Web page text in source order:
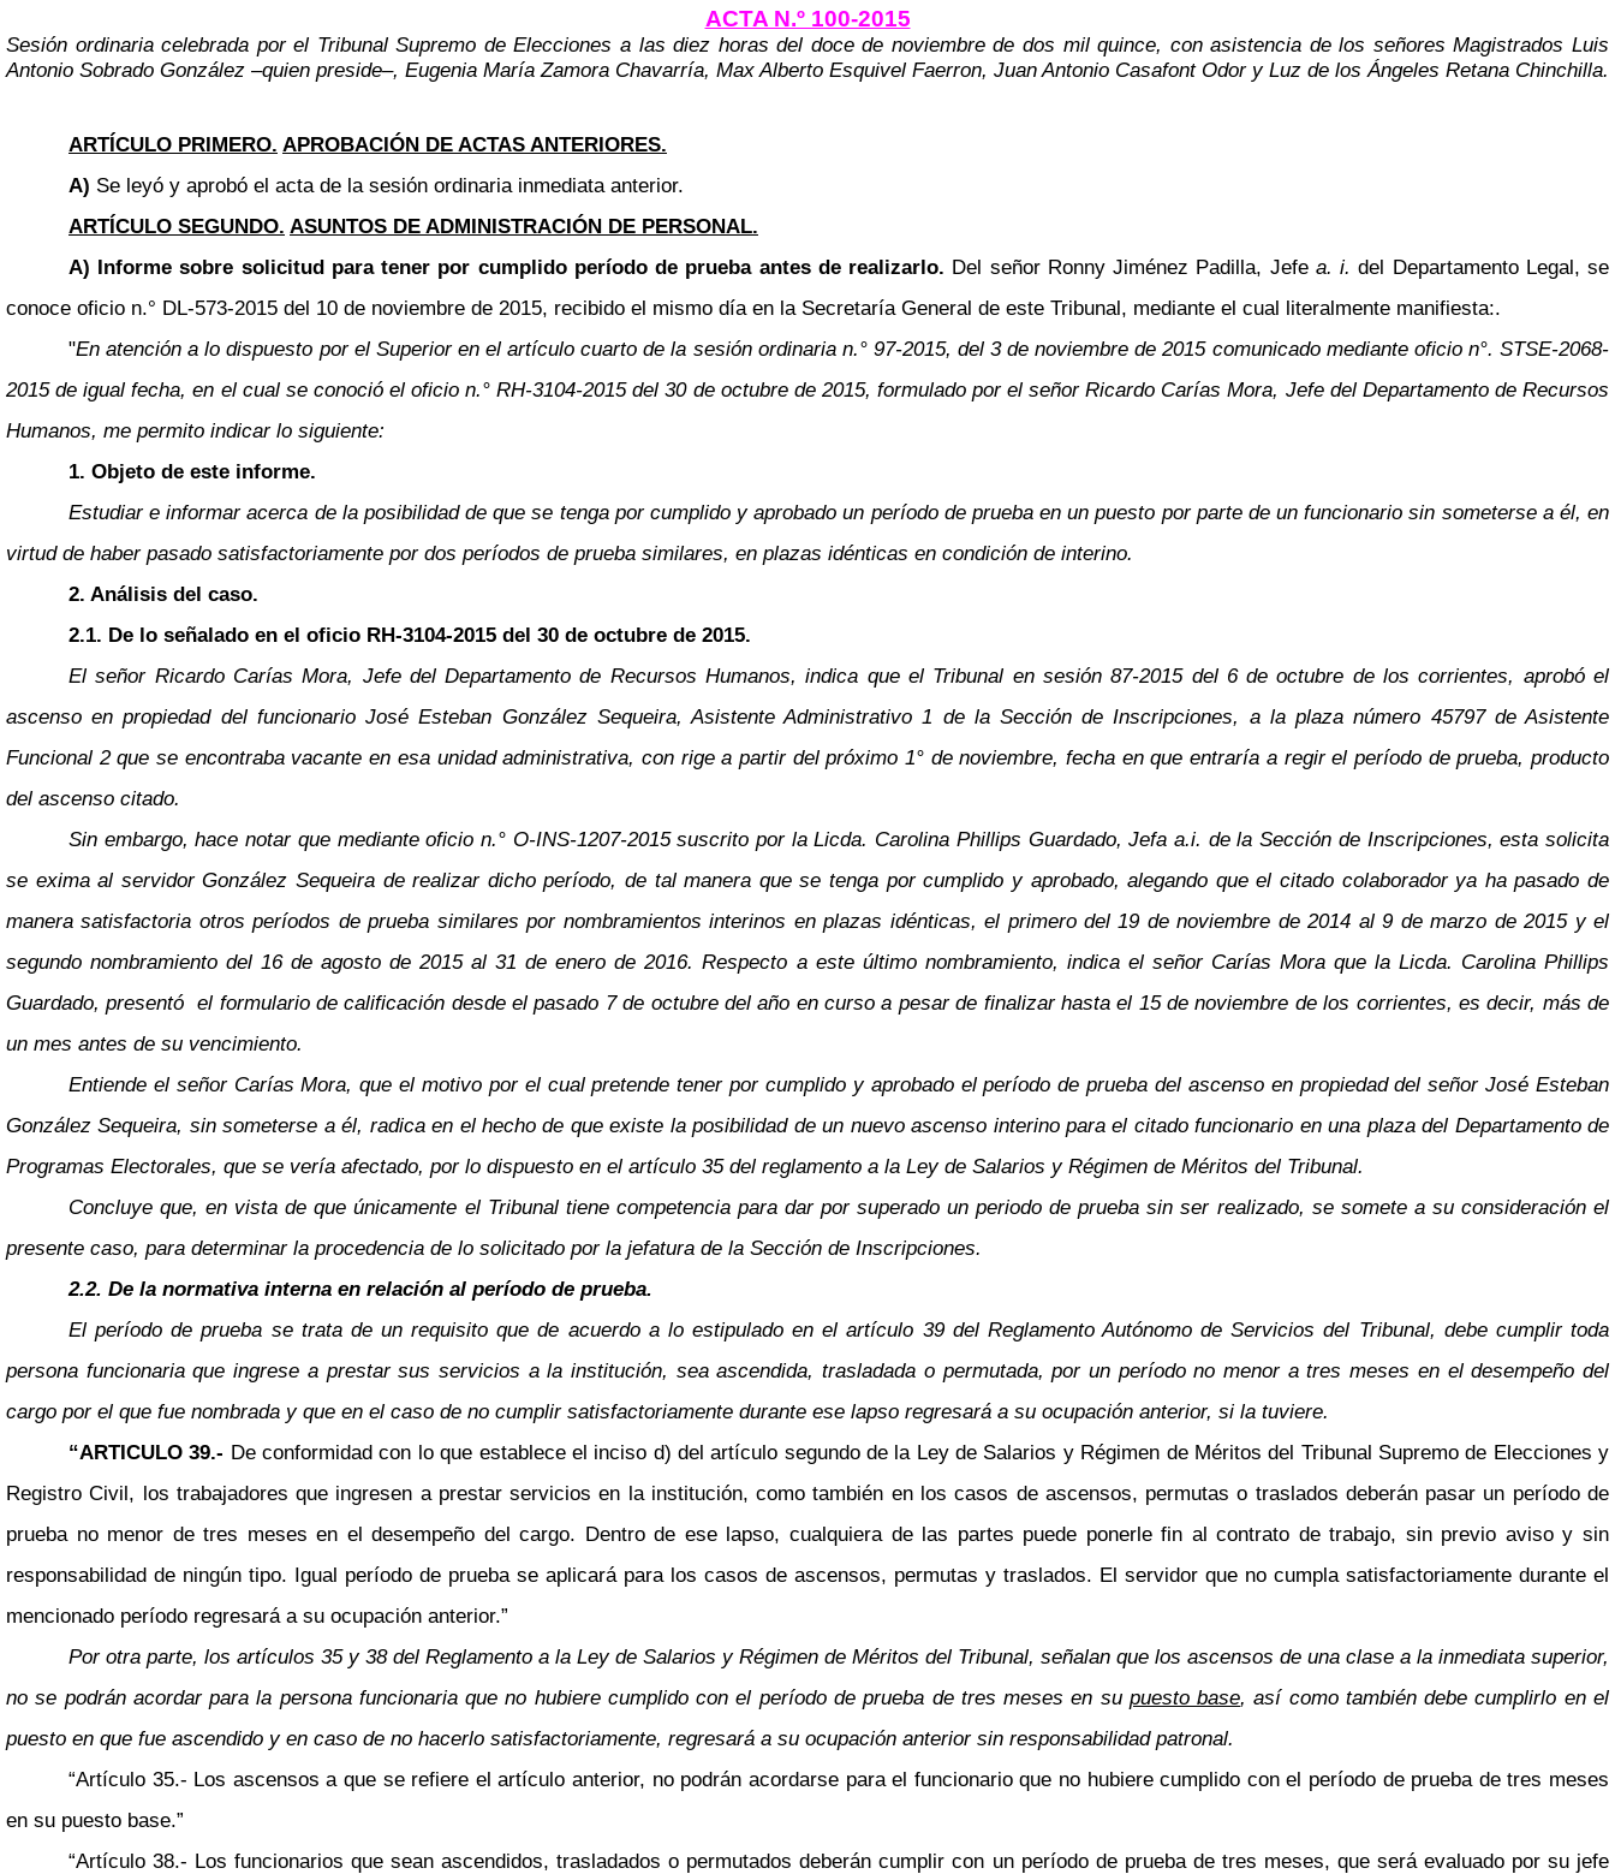
ACTA N.º 100-2015
Sesión ordinaria celebrada por el Tribunal Supremo de Elecciones a las diez horas del doce de noviembre de dos mil quince, con asistencia de los señores Magistrados Luis
Antonio Sobrado González –quien preside–, Eugenia María Zamora Chavarría, Max Alberto Esquivel Faerron, Juan Antonio Casafont Odor y Luz de los Ángeles Retana Chinchilla.
ARTÍCULO PRIMERO. APROBACIÓN DE ACTAS ANTERIORES.
A) Se leyó y aprobó el acta de la sesión ordinaria inmediata anterior.
ARTÍCULO SEGUNDO. ASUNTOS DE ADMINISTRACIÓN DE PERSONAL.
A) Informe sobre solicitud para tener por cumplido período de prueba antes de realizarlo. Del señor Ronny Jiménez Padilla, Jefe a. i.del Departamento Legal, se
conoce oficio n.° DL-573-2015 del 10 de noviembre de 2015, recibido el mismo día en la Secretaría General de este Tribunal, mediante el cual literalmente manifiesta:.
"En atención a lo dispuesto por el Superior en el artículo cuarto de la sesión ordinaria n.° 97-2015, del 3 de noviembre de 2015 comunicado mediante oficio n°. STSE-2068-
2015 de igual fecha, en el cual se conoció el oficio n.° RH-3104-2015 del 30 de octubre de 2015, formulado por el señor Ricardo Carías Mora, Jefe del Departamento de Recursos
Humanos, me permito indicar lo siguiente:
1. Objeto de este informe.
Estudiar e informar acerca de la posibilidad de que se tenga por cumplido y aprobado un período de prueba en un puesto por parte de un funcionario sin someterse a él, en
virtud de haber pasado satisfactoriamente por dos períodos de prueba similares, en plazas idénticas en condición de interino.
2. Análisis del caso.
2.1. De lo señalado en el oficio RH-3104-2015 del 30 de octubre de 2015.
El señor Ricardo Carías Mora, Jefe del Departamento de Recursos Humanos, indica que el Tribunal en sesión 87-2015 del 6 de octubre de los corrientes, aprobó el
ascenso en propiedad del funcionario José Esteban González Sequeira, Asistente Administrativo 1 de la Sección de Inscripciones, a la plaza número 45797 de Asistente
Funcional 2 que se encontraba vacante en esa unidad administrativa, con rige a partir del próximo 1° de noviembre, fecha en que entraría a regir el período de prueba, producto
del ascenso citado.
Sin embargo, hace notar que mediante oficio n.° O-INS-1207-2015 suscrito por la Licda. Carolina Phillips Guardado, Jefa a.i. de la Sección de Inscripciones, esta solicita
se exima al servidor González Sequeira de realizar dicho período, de tal manera que se tenga por cumplido y aprobado, alegando que el citado colaborador ya ha pasado de
manera satisfactoria otros períodos de prueba similares por nombramientos interinos en plazas idénticas, el primero del 19 de noviembre de 2014 al 9 de marzo de 2015 y el
segundo nombramiento del 16 de agosto de 2015 al 31 de enero de 2016. Respecto a este último nombramiento, indica el señor Carías Mora que la Licda. Carolina Phillips
Guardado, presentó el formulario de calificación desde el pasado 7 de octubre del año en curso a pesar de finalizar hasta el 15 de noviembre de los corrientes, es decir, más de
un mes antes de su vencimiento.
Entiende el señor Carías Mora, que el motivo por el cual pretende tener por cumplido y aprobado el período de prueba del ascenso en propiedad del señor José Esteban
González Sequeira, sin someterse a él, radica en el hecho de que existe la posibilidad de un nuevo ascenso interino para el citado funcionario en una plaza del Departamento de
Programas Electorales, que se vería afectado, por lo dispuesto en el artículo 35 del reglamento a la Ley de Salarios y Régimen de Méritos del Tribunal.
Concluye que, en vista de que únicamente el Tribunal tiene competencia para dar por superado un periodo de prueba sin ser realizado, se somete a su consideración el
presente caso, para determinar la procedencia de lo solicitado por la jefatura de la Sección de Inscripciones.
2.2. De la normativa interna en relación al período de prueba.
El período de prueba se trata de un requisito que de acuerdo a lo estipulado en el artículo 39 del Reglamento Autónomo de Servicios del Tribunal, debe cumplir toda
persona funcionaria que ingrese a prestar sus servicios a la institución, sea ascendida, trasladada o permutada, por un período no menor a tres meses en el desempeño del
cargo por el que fue nombrada y que en el caso de no cumplir satisfactoriamente durante ese lapso regresará a su ocupación anterior, si la tuviere.
“ARTICULO 39.- De conformidad con lo que establece el inciso d) del artículo segundo de la Ley de Salarios y Régimen de Méritos del Tribunal Supremo de Elecciones y
Registro Civil, los trabajadores que ingresen a prestar servicios en la institución, como también en los casos de ascensos, permutas o traslados deberán pasar un período de
prueba no menor de tres meses en el desempeño del cargo. Dentro de ese lapso, cualquiera de las partes puede ponerle fin al contrato de trabajo, sin previo aviso y sin
responsabilidad de ningún tipo. Igual período de prueba se aplicará para los casos de ascensos, permutas y traslados. El servidor que no cumpla satisfactoriamente durante el
mencionado período regresará a su ocupación anterior.”
Por otra parte, los artículos 35 y 38 del Reglamento a la Ley de Salarios y Régimen de Méritos del Tribunal, señalan que los ascensos de una clase a la inmediata superior,
no se podrán acordar para la persona funcionaria que no hubiere cumplido con el período de prueba de tres meses en su puesto base, así como también debe cumplirlo en el
puesto en que fue ascendido y en caso de no hacerlo satisfactoriamente, regresará a su ocupación anterior sin responsabilidad patronal.
“Artículo 35.- Los ascensos a que se refiere el artículo anterior, no podrán acordarse para el funcionario que no hubiere cumplido con el período de prueba de tres meses
en su puesto base.”
“Artículo 38.- Los funcionarios que sean ascendidos, trasladados o permutados deberán cumplir con un período de prueba de tres meses, que será evaluado por su jefe